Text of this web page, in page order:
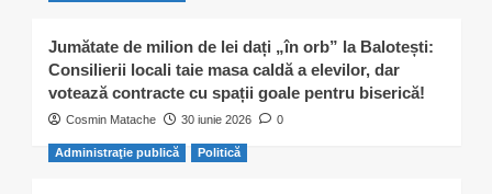
Jumătate de milion de lei dați „în orb” la Balotești:
Consilierii locali taie masa caldă a elevilor, dar
votează contracte cu spații goale pentru biserică!
Cosmin Matache 30 iunie 2026 0
Administraţie publică Politică